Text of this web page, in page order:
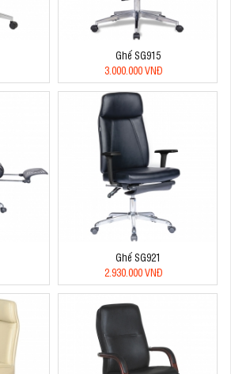
Ghế SG915
3.000.000 VNĐ
Ghế SG921
2.930.000 VNĐ